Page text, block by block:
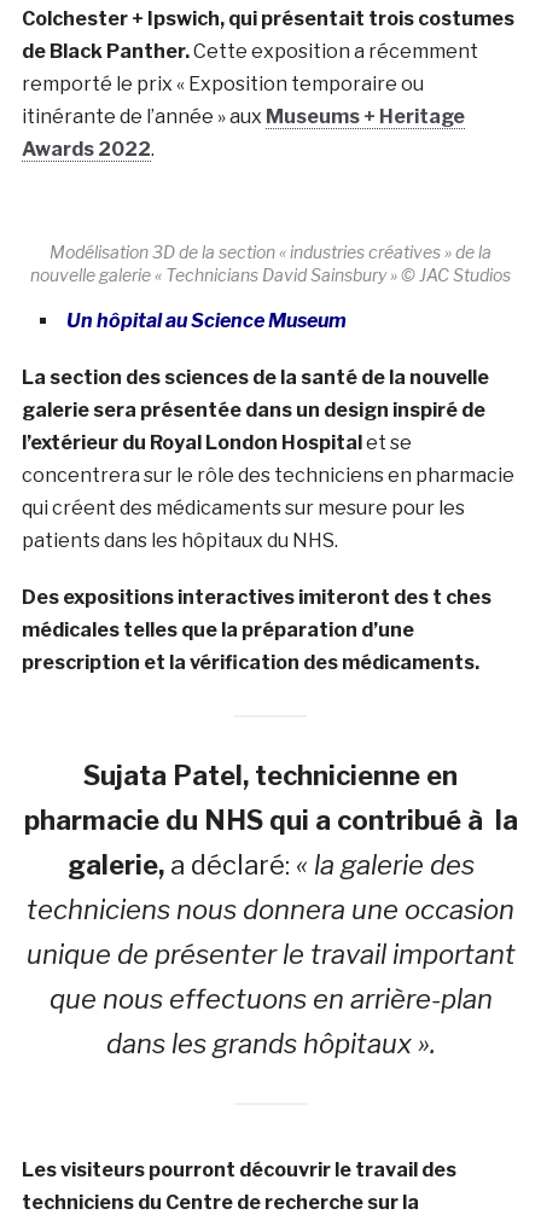
Colchester + Ipswich, qui présentait trois costumes
de Black Panther.Cette exposition a récemment
remporté le prix « Exposition temporaire ou
itinérante de l’année » aux Museums + Heritage
Awards 2022.
Modélisation 3D de la section « industries créatives » de la
nouvelle galerie « Technicians David Sainsbury » © JAC Studios
Un hôpital au Science Museum
La section des sciences de la santé de la nouvelle
galerie sera présentée dans un design inspiré de
l’extérieur du Royal London Hospital et se
concentrera sur le rôle des techniciens en pharmacie
qui créent des médicaments sur mesure pour les
patients dans les hôpitaux du NHS.
Des expositions interactives imiteront des t ches
médicales telles que la préparation d’une
prescription et la vérification des médicaments.
Sujata Patel, technicienne en
pharmacie du NHS qui a contribué à la
galerie,a déclaré: « la galerie des
techniciens nous donnera une occasion
unique de présenter le travail important
que nous effectuons en arrière-plan
dans les grands hôpitaux ».
Les visiteurs pourront découvrir le travail des
techniciens du Centre de recherche sur la